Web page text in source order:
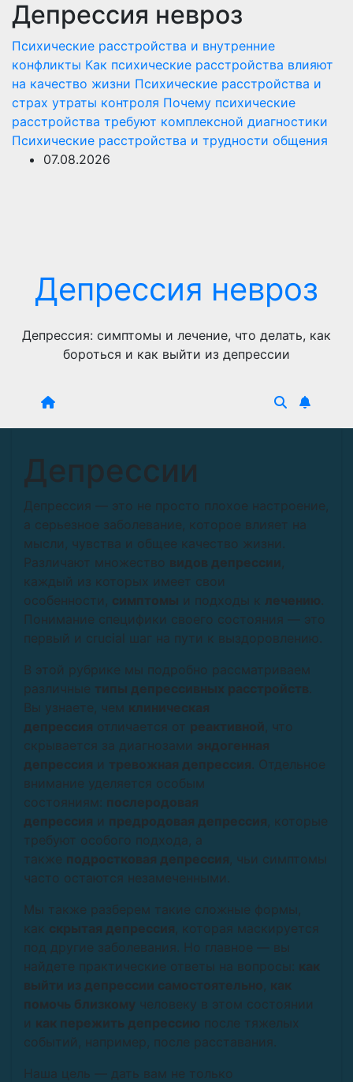
Перейти
содержимому
Депрессия невроз
Психические расстройства и внутренние
конфликты Как психические расстройства влияют
на качество жизни Психические расстройства и
страх утраты контроля Почему психические
расстройства требуют комплексной диагностики
Психические расстройства и трудности общения
07.08.2026
Депрессия невроз
Депрессия: симптомы и лечение, что делать, как
бороться и как выйти из депрессии
Депрессии
Депрессия — это не просто плохое настроение,
а серьезное заболевание, которое влияет на
мысли, чувства и общее качество жизни.
Различают множество видов депрессии ,
каждый из которых имеет свои
особенности, симптомы и подходы к лечению.
Понимание специфики своего состояния — это
первый и crucial шаг на пути к выздоровлению.
В этой рубрике мы подробно рассматриваем
различные типы депрессивных расстройств.
Вы узнаете, чем клиническая
депрессия отличается от реактивной , что
скрывается за диагнозами эндогенная
депрессия и тревожная депрессия. Отдельное
внимание уделяется особым
состояниям: послеродовая
депрессия и предродовая депрессия, которые
требуют особого подхода, а
также подростковая депрессия, чьи симптомы
часто остаются незамеченными.
Мы также разберем такие сложные формы,
как скрытая депрессия, которая маскируется
под другие заболевания. Но главное — вы
найдете практические ответы на вопросы: как
выйти из депрессии самостоятельно, как
помочь близкому человеку в этом состоянии
и как пережить депрессию после тяжелых
событий, например, после расставания.
Наша цель — дать вам не только